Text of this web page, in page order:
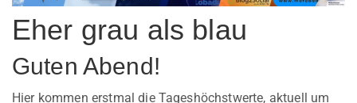
Eher grau als blau
Guten Abend!
Hier kommen erstmal die Tageshöchstwerte, aktuell um